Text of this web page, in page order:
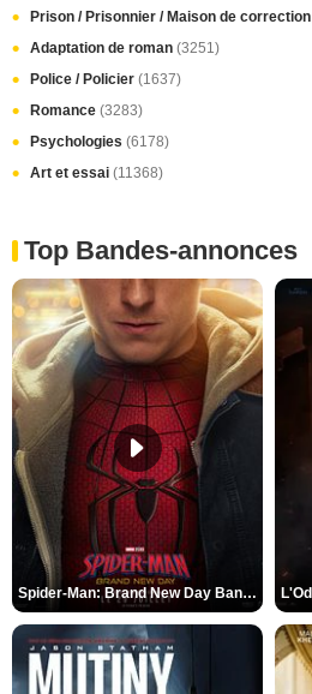
Prison / Prisonnier / Maison de correction
Adaptation de roman (3251)
Police / Policier (1637)
Romance (3283)
Psychologies (6178)
Art et essai (11368)
Top Bandes-annonces
Spider-Man: Brand New Day Bande-annonce VO STFR